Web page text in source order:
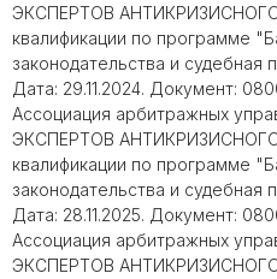
ЭКСПЕРТОВ
квалификации по программе
законодательства и судебная
Дата: 29.11.2024. Документ:
Ассоциация арбитражных
ЭКСПЕРТОВ
квалификации по программе
законодательства и судебная
Дата: 28.11.2025. Документ:
Ассоциация арбитражных
ЭКСПЕРТОВ